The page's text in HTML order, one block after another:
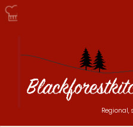
Regional,